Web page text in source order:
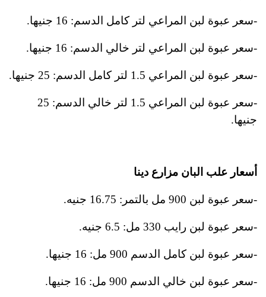
-سعر عبوة لبن المراعي لتر كامل الدسم: 16 جنيها.
-سعر عبوة لبن المراعي لتر خالي الدسم: 16 جنيها.
-سعر عبوة لبن المراعي 1.5 لتر كامل الدسم: 25 جنيها.
-سعر عبوة لبن المراعي 1.5 لتر خالي الدسم: 25
جنيها.
أسعار علب البان مزارع دينا
-سعر عبوة لبن 900 مل بالتمر: 16.75 جنيه.
-سعر عبوة لبن رايب 330 مل: 6.5 جنيه.
-سعر عبوة لبن كامل الدسم 900 مل: 16 جنيها.
-سعر عبوة لبن خالي الدسم 900 مل: 16 جنيها.